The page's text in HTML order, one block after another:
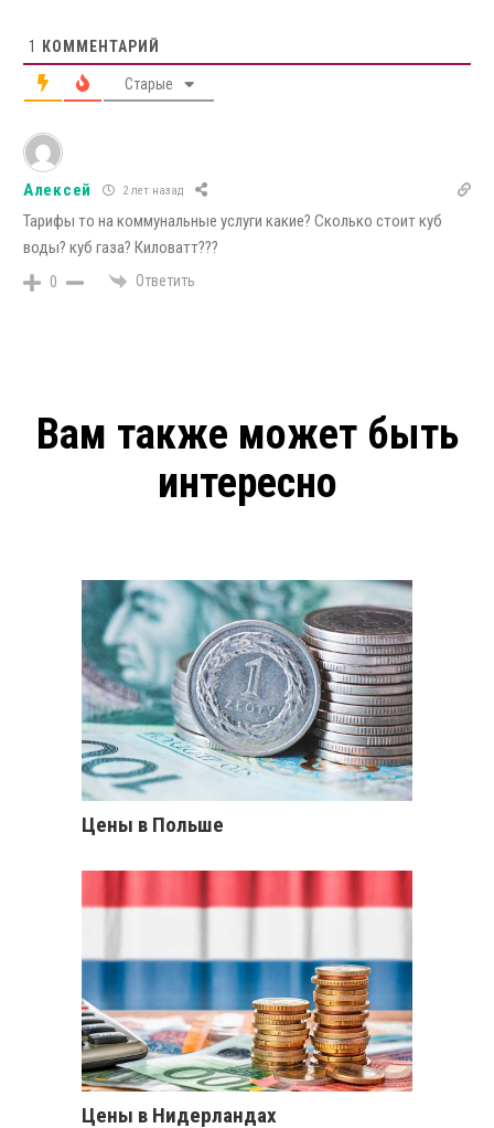
1 КОММЕНТАРИЙ
Старые
Алексей 2 лет назад
Тарифы то на коммунальные услуги какие? Сколько стоит куб
воды? куб газа? Киловатт???
0 Ответить
Вам также может быть
интересно
Цены в Польше
Цены в Нидерландах